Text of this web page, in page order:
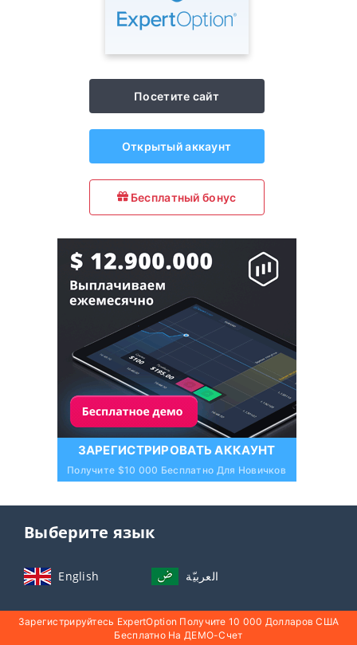
Посетите сайт
Открытый аккаунт
Бесплатный бонус
ЗАРЕГИСТРИРОВАТЬ АККАУНТ
Получите $10 000 Бесплатно Для Новичков
Выберите язык
English العربيّة
Indonesia ไทย
Зарегистрируйтесь ExpertOption Получите 10 000 Долларов США
Бесплатно На ДЕМО-Счет